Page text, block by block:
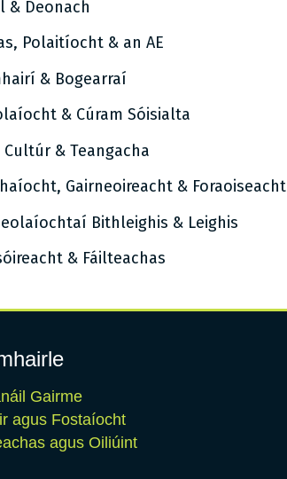
& Deonach
Polaitíocht & an AE
& Bogearraí
& Cúram Sóisialta
Cultúr & Teangacha
Gairneoireacht & Foraoiseacht
Bithleighis & Leighis
& Fáilteachas
Gairme
agus Fostaíocht
agus Oiliúint